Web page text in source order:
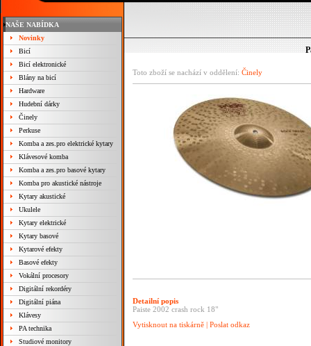
NAŠE NABÍDKA
Novinky
Bicí
Bicí elektronické
Blány na bicí
Hardware
Hudební dárky
Činely
Perkuse
Komba a zes.pro elektrické kytary
Klávesové komba
Komba a zes.pro basové kytary
Komba pro akustické nástroje
Kytary akustické
Ukulele
Kytary elektrické
Kytary basové
Kytarové efekty
Basové efekty
Vokální procesory
Digitální rekordéry
Digitální piána
Klávesy
PA technika
Studiové monitory
Toto zboží se nachází v oddělení: Činely
Detailní popis
Paiste 2002 crash rock 18"
Vytisknout na tiskárně | Poslat odkaz